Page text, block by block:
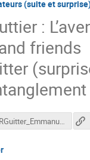
(suite et
:
friends
RGuitter_Emmanuel60.pdf